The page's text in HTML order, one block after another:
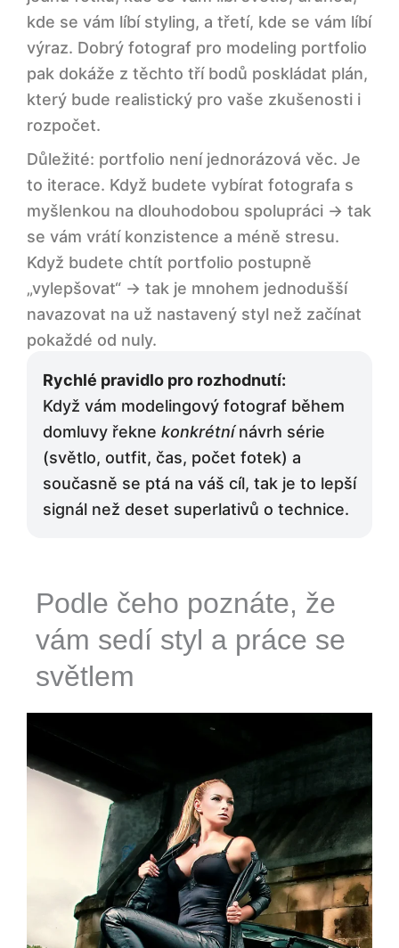
kde se vám líbí styling, a třetí, kde se vám líbí
výraz. Dobrý fotograf pro modeling portfolio
pak dokáže z těchto tří bodů poskládat plán,
který bude realistický pro vaše zkušenosti i
rozpočet.
Důležité: portfolio není jednorázová věc. Je
to iterace. Když budete vybírat fotografa s
myšlenkou na dlouhodobou spolupráci → tak
se vám vrátí konzistence a méně stresu.
Když budete chtít portfolio postupně
„vylepšovat“ → tak je mnohem jednodušší
navazovat na už nastavený styl než začínat
pokaždé od nuly.
Rychlé pravidlo pro rozhodnutí:
Když vám modelingový fotograf během
domluvy řekne konkrétnínávrh série
(světlo, outfit, čas, počet fotek) a
současně se ptá na váš cíl, tak je to lepší
signál než deset superlativů o technice.
Podle čeho poznáte, že
vám sedí styl a práce se
světlem